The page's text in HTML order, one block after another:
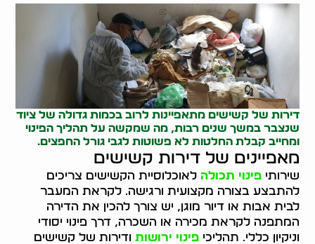
דירות של קשישים מתאפיינות לרוב בכמות גדולה של ציוד
שנצבר במשך שנים רבות, מה שמקשה על תהליך הפינוי
ומחייב קבלת החלטות לא פשוטות לגבי גורל החפצים.
מאפיינים של דירות קשישים
שירותיפינוי תכולה לאוכלוסיית הקשישים צריכים
להתבצע בצורה מקצועית ורגישה. לקראת המעבר
לבית אבות או דיור מוגן, יש צורך להכין את הדירה
המתפנה לקראת מכירה או השכרה, דרך פינוי יסודי
וניקיון כללי. תהליכיפינוי ירושות ודירות של קשישים